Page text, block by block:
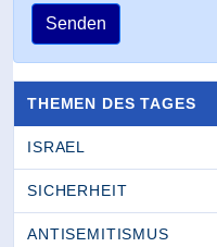
Senden
THEMEN DES TAGES
ISRAEL
SICHERHEIT
ANTISEMITISMUS